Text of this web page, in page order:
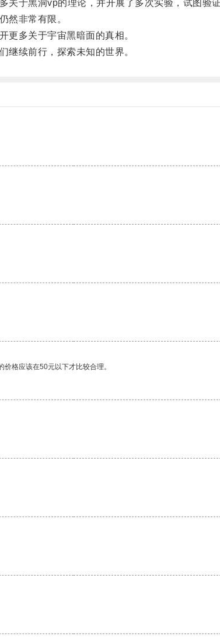
于黑洞vp的理论，并开展了多次实验，试图验证
非常有限。
多关于宇宙黑暗面的真相。
续前行，探索未知的世界。
格应该在50元以下才比较合理。